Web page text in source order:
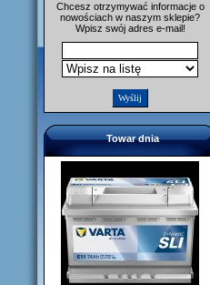
Chcesz otrzymywać informacje o
nowościach w naszym sklepie?
Wpisz swój adres e-mail!
Towar dnia